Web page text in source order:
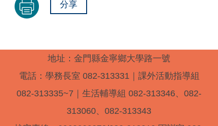
分享
地址：金門縣金寧鄉大學路一號
電話：學務長室 082-313331｜課外活動指導組
082-313335~7｜生活輔導組 082-313346、082-
313060、082-313343